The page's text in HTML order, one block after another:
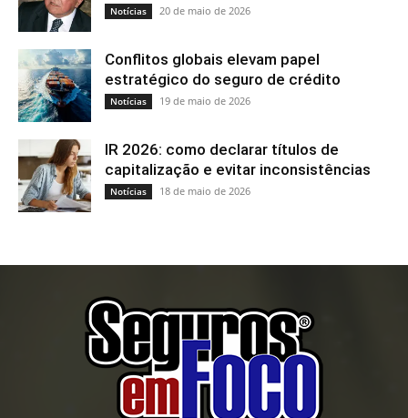
Notícias 20 de maio de 2026
Conflitos globais elevam papel
estratégico do seguro de crédito
Notícias 19 de maio de 2026
IR 2026: como declarar títulos de
capitalização e evitar inconsistências
Notícias 18 de maio de 2026